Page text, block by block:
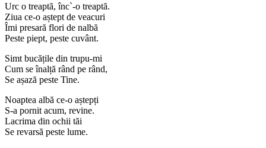
Urc o treaptă, înc`-o treaptă.
Ziua ce-o aștept de veacuri
Îmi presară flori de nalbă
Peste piept, peste cuvânt.
Simt bucățile din trupu-mi
Cum se înalță rând pe rând,
Se așază peste Tine.
Noaptea albă ce-o aștepți
S-a pornit acum, revine.
Lacrima din ochii tăi
Se revarsă peste lume.